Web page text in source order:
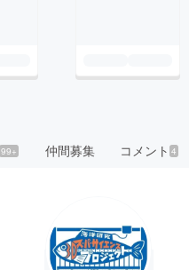
99+ 仲間募集 コメント4